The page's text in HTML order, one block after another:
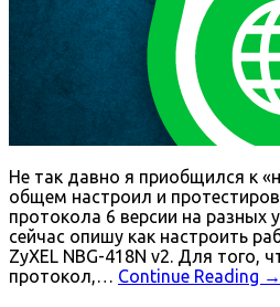
Не так давно я приобщился к
общем настроил и
протокола 6 версии на разных
сейчас опишу как настроить
ZyXEL NBG-418N v2. Для того,
протокол,… Continue Reading →